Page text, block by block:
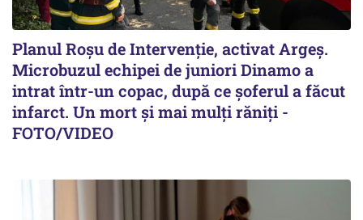
Planul Roşu de Intervenţie, activat Argeş.
Microbuzul echipei de juniori Dinamo a
intrat într-un copac, după ce șoferul a făcut
infarct. Un mort și mai mulți răniți -
FOTO/VIDEO